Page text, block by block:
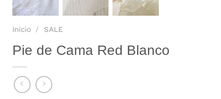
Inicio / SALE
Pie de Cama Red Blanco